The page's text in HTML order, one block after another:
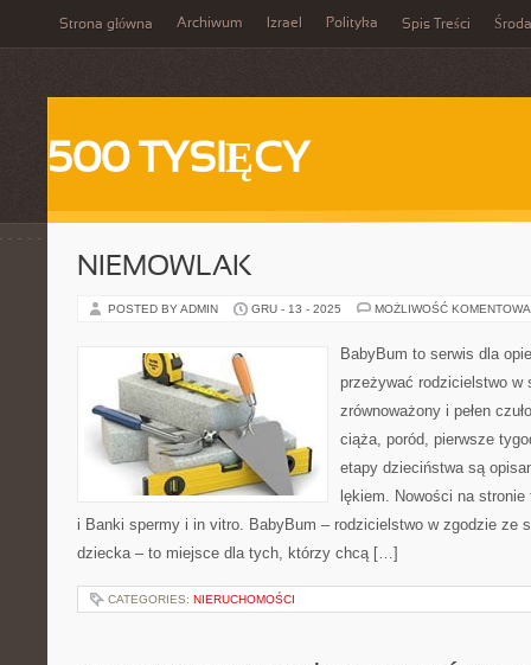
Strona główna Archiwum Izrael Polityka Spis Treści Środa
500 TYSIĘCY
NIEMOWLAK
POSTED BY ADMIN GRU - 13 - 2025 MOŻLIWOŚĆ
BabyBum to serwis dla
przeżywać rodzicielstwo w
zrównoważony i pełen
ciąża, poród, pierwsze
etapy dzieciństwa są
lękiem. Nowości na
i Banki spermy i in vitro. BabyBum – rodzicielstwo w zgodzie ze
dziecka – to miejsce dla tych, którzy chcą […]
CATEGORIES: NIERUCHOMOŚCI